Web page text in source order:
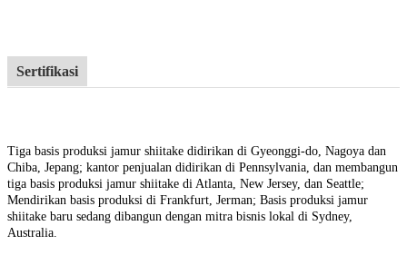
Sertifikasi
Tiga basis produksi jamur shiitake didirikan di Gyeonggi-do, Nagoya dan
Chiba, Jepang; kantor penjualan didirikan di Pennsylvania, dan membangun
tiga basis produksi jamur shiitake di Atlanta, New Jersey, dan Seattle;
Mendirikan basis produksi di Frankfurt, Jerman; Basis produksi jamur
shiitake baru sedang dibangun dengan mitra bisnis lokal di Sydney,
Australia.